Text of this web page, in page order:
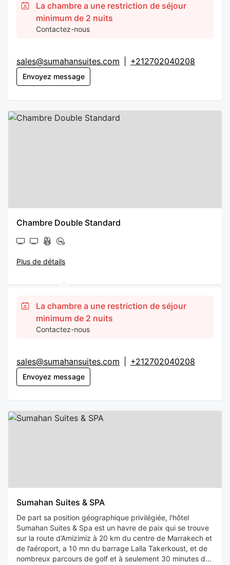
La chambre a une restriction de séjour
minimum de 2 nuits
Contactez-nous
Envoyez message
sales@sumahansuites.com +212702040208
Chambre Double Standard
Plus de détails
La chambre a une restriction de séjour
minimum de 2 nuits
Contactez-nous
Envoyez message
sales@sumahansuites.com +212702040208
Sumahan Suites & SPA
De part sa position géographique privilégiée, l'hôtel
Sumahan Suites & Spa est un havre de paix qui se trouve
sur la route d’Amizimiz à 20 km du centre de Marrakech et
de l’aéroport, a 10 mn du barrage Lalla Takerkoust, et de
nombreux parcours de golf et à seulement 30 minutes du